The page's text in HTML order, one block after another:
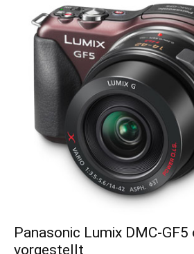
Panasonic Lumix DMC-
vorgestellt